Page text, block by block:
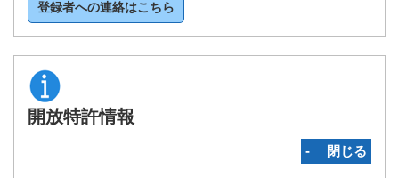
登録者への連絡はこちら
開放特許情報
‐ 閉じる